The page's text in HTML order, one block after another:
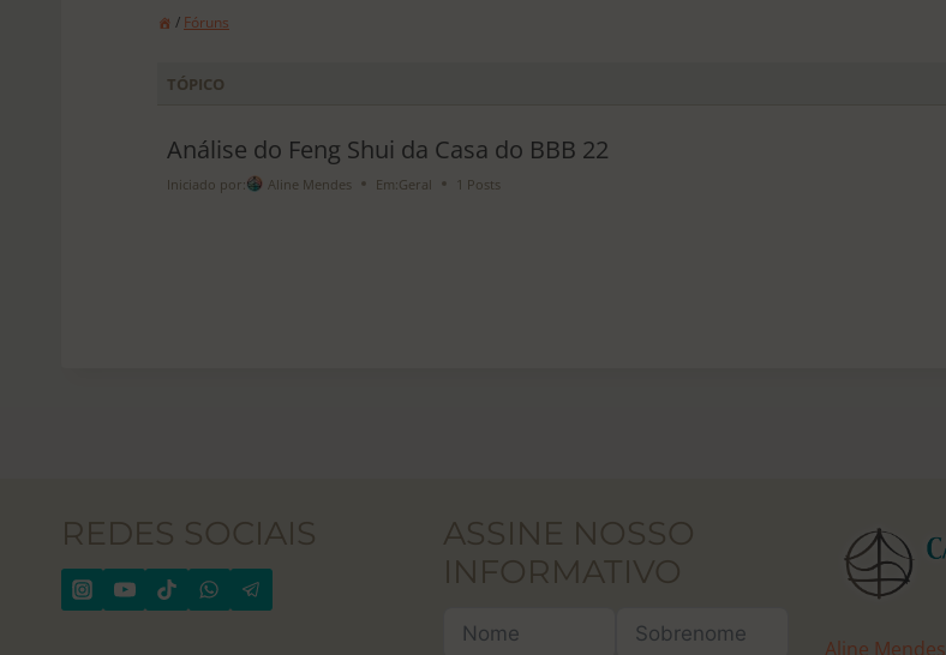
/ Fóruns
TÓPICO
Análise do Feng Shui da Casa do BBB 22
Iniciado por: Aline Mendes Em:Geral 1 Posts
REDES SOCIAIS
ASSINE NOSSO
INFORMATIVO
Aline Mendes